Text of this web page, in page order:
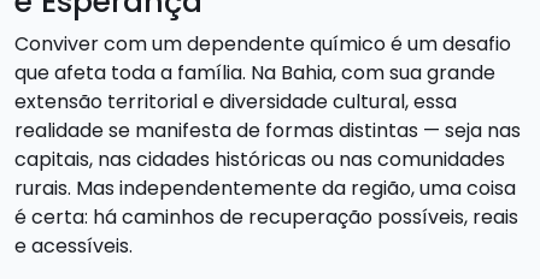
Conviver com um dependente químico é um desafio
que afeta toda a família. Na Bahia, com sua grande
extensão territorial e diversidade cultural, essa
realidade se manifesta de formas distintas — seja nas
capitais, nas cidades históricas ou nas comunidades
rurais. Mas independentemente da região, uma coisa
é certa: há caminhos de recuperação possíveis, reais
e acessíveis.